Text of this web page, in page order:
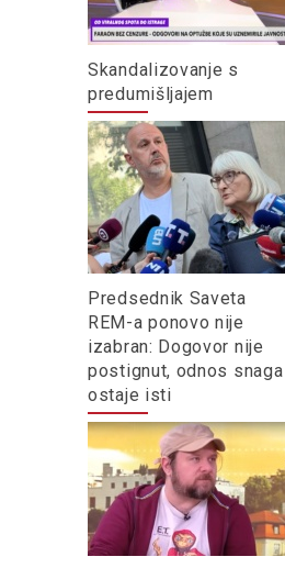
Skandalizovanje s
predumišljajem
Predsednik Saveta
REM-a ponovo nije
izabran: Dogovor nije
postignut, odnos snaga
ostaje isti